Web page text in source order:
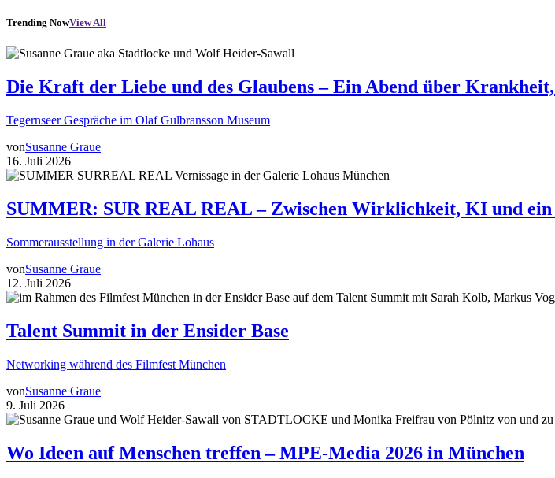
Trending NowView All
Die Kraft der Liebe und des Glaubens – Ein Abend über
Tegernseer Gespräche im Olaf Gulbransson Museum
vonSusanne Graue
16. Juli 2026
SUMMER: SUR REAL REAL – Zwischen Wirklichkeit, KI und ein
Sommerausstellung in der Galerie Lohaus
vonSusanne Graue
12. Juli 2026
Talent Summit in der Ensider Base
Networking während des Filmfest München
vonSusanne Graue
9. Juli 2026
Wo Ideen auf Menschen treffen – MPE-Media 2026 in München